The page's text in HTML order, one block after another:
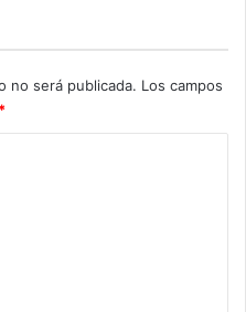
no será publicada. Los campos
*